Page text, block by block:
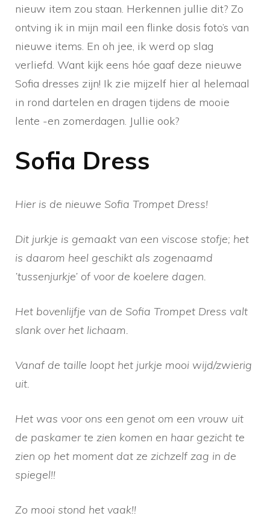
nieuw item zou staan. Herkennen jullie dit? Zo
ontving ik in mijn mail een flinke dosis foto’s van
nieuwe items. En oh jee, ik werd op slag
verliefd. Want kijk eens hóe gaaf deze nieuwe
Sofia dresses zijn! Ik zie mijzelf hier al helemaal
in rond dartelen en dragen tijdens de mooie
lente -en zomerdagen. Jullie ook?
Sofia Dress
Hier is de nieuwe Sofia Trompet Dress!
Dit jurkje is gemaakt van een viscose stofje; het
is daarom heel geschikt als zogenaamd
’tussenjurkje’ of voor de koelere dagen.
Het bovenlijfje van de Sofia Trompet Dress valt
slank over het lichaam.
Vanaf de taille loopt het jurkje mooi wijd/zwierig
uit.
Het was voor ons een genot om een vrouw uit
de paskamer te zien komen en haar gezicht te
zien op het moment dat ze zichzelf zag in de
spiegel!!
Zo mooi stond het vaak!!